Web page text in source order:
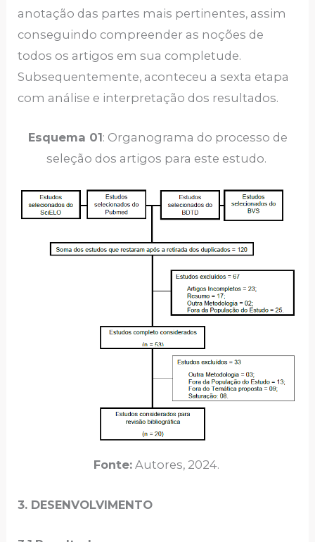
anotação das partes mais pertinentes, assim
conseguindo compreender as noções de
todos os artigos em sua completude.
Subsequentemente, aconteceu a sexta etapa
com análise e interpretação dos resultados.
Esquema 01: Organograma do processo de
seleção dos artigos para este estudo.
Fonte:Autores, 2024.
3. DESENVOLVIMENTO